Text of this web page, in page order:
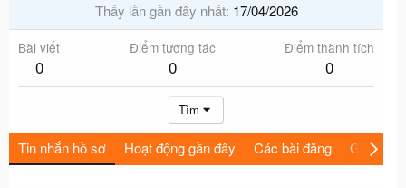
Thấy lần gần đây nhất 17/04/2026
Bài viết
0
Điểm tương tác
0
Điểm thành tích
0
Tìm
Tin nhắn hồ sơ Hoạt động gần đây Các bài đăng Giới thiệu